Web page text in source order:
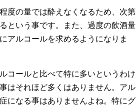
度の量では酔えなくなるため、次第
という事です。また、過度の飲酒量
アルコールを求めるようになりま
コールと比べて特に多いというわけ
はそれほど多くはありません。アル
になる事はありませんよね。特にグ